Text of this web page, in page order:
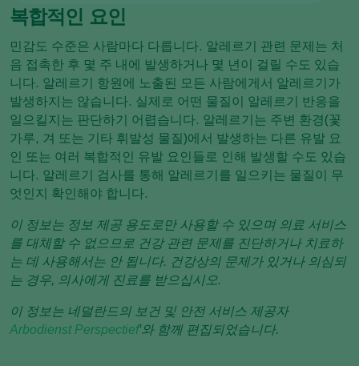
복합적인 요인
민감도 수준은 사람마다 다릅니다. 알레르기 관련 문제는 처
음 접촉한 후 몇 주 내에 발생하거나 몇 년이 걸릴 수도 있습
니다. 알레르기 항원에 노출된 모든 사람에게서 알레르기가
발생하지는 않습니다. 실제로 어떤 물질이 알레르기 반응을
일으킬지는 판단하기 어렵습니다. 알레르기는 주변 환경(꽃
가루, 겨 또는 기타 휘발성 물질)에서 발생하는 다른 유발 요
인 또는 여러 복합적인 유발 요인들로 인해 발생할 수도 있습
니다. 알레르기 검사를 통해 알레르기를 일으키는 물질이 무
엇인지 확인해야 합니다.
이 정보는 정보 제공 용도로만 사용할 수 있으며 의료 서비스
를 대체할 수 없으므로 건강 관련 문제를 진단하거나 치료하
는 데 사용해서는 안 됩니다. 건강상의 문제가 있거나 의심되
는 경우, 의사에게 진료를 받으십시오.
이 정보는 네덜란드의 보건 및 안전 서비스 제공자
Arbodienst Perspectief'와 함께 편집되었습니다.